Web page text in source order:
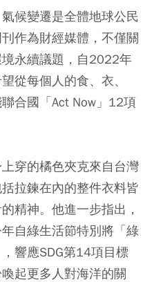
候變遷是全體地球公民
作為財經媒體，不僅關
永續議題，自2022年
從每個人的食、衣、
合國「Act Now」12項
穿的橘色夾克來自台灣
拉鍊在內的整件衣料皆
精神。他進一步指出，
自綠生活節特別將「綠
響應SDG第14項目標
起更多人對海洋的關